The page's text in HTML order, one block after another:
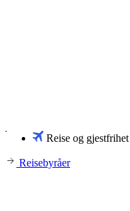
Reise og gjestfrihet
Reisebyråer